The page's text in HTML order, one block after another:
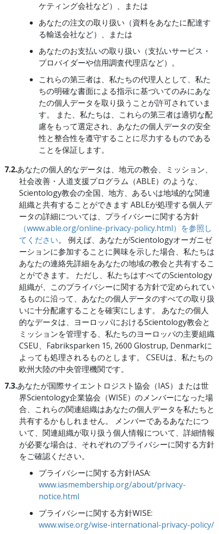
ケティング会社など）、または
あなたの注文の取り扱い（資料をあなたに配達す
る輸送会社など）、または
あなたのお支払いの取り扱い（支払いサービス・
プロバイダーや信用調査代理店など）。
これらの第三者は、私たちの代理人として、私た
ちの明確な書面による指示に基づいてのみにあな
たの個人データを取り扱うことが許可されていま
す。 また、私たちは、これらの第三者は適切な配
慮をもって選定され、あなたの個人データの安全
性と整合性を遵守することに尽力するものである
ことを保証します。
7.2.あなたの個人的なデータは、地元の教会、ミッション、
社会改善・人道支援プログラム（ABLE）のような、
Scientology教会の全国、地方、あるいは地域的な関連
組織と共有することができます ABLEが処理する個人デ
ータの詳細については、プライバシーに関する方針
（www.able.org/online-privacy-policy.html）を参照し
てください。 例えば、あなたがScientologyオーガニゼ
ーションに参加することに興味を示した場合、私たちは
あなたの連絡先詳細をあなたの地域の教会と共有するこ
とができます。 ただし、私たちはすべてのScientology
組織が、このプライバシーに関する方針で定められてい
るものに沿って、あなたの個人データのすべての取り扱
いに十分配慮することを確実にします。 あなたの個人
的なデータは、ヨーロッパにおけるScientology教会と
ミッションを管理する、私たちのヨーロッパの主要組織
CSEU、Fabriksparken 15, 2600 Glostrup, Denmarkに
よっても処理されるものとします。 CSEUは、私たちの
欧州大陸の中央管理機関です。
7.3.あなたが国際サイエントロジスト協会（IAS）または世
界Scientology企業協会（WISE）のメンバーになった場
合、これらの関連組織はあなたの個人データを私たちと
共有するかもしれません。 メンバーであるあなたにつ
いて、関連組織が取り扱う個人情報について、詳細情報
が必要な場合は、それぞれのプライバシーに関する方針
をご確認ください。
プライバシーに関する方針IASA:
www.iasmembership.org/about/privacy-
notice.html
プライバシーに関する方針WISE:
www.wise.org/wise-international-privacy-policy/